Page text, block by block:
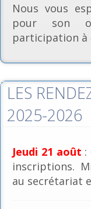
Nous vous
pour son
participation à
LES
2025-2026
Jeudi 21 août :
inscriptions.
au secrétariat